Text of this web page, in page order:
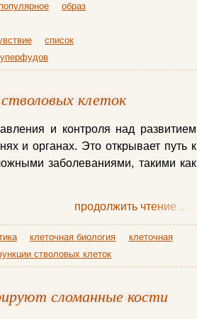
образ
список
клеток
и контроля над развитием
и органах. Это открывает путь к
заболеваниями, такими как
продолжить чтение ......
клеточная биология
клеточная
стволовых клеток
сломанные кости